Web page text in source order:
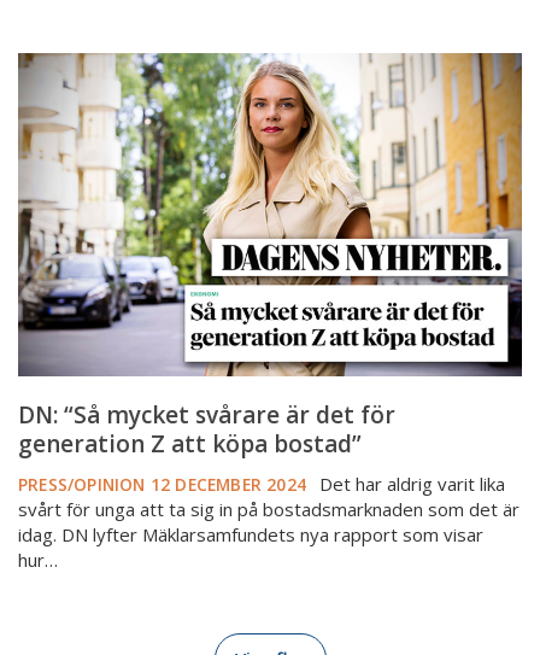
DN:
mycket
svårare
det
för
generation
att
bostad”
DN: “Så mycket svårare är det för
generation Z att köpa bostad”
PRESS/OPINION 12 DECEMBER 2024
Det har aldrig varit lika
svårt för unga att ta sig in på bostadsmarknaden som det är
idag. DN lyfter Mäklarsamfundets nya rapport som visar
hur…